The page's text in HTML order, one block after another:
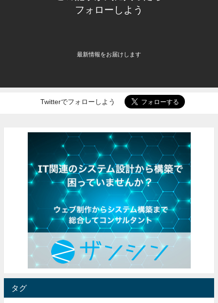
フォローしよう
最新情報をお届けします
Twitterでフォローしよう
タグ